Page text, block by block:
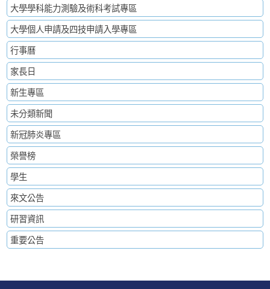
大學學科能力測驗及術科考試專區
大學個人申請及四技申請入學專區
行事曆
家長日
新生專區
未分類新聞
新冠肺炎專區
榮譽榜
學生
來文公告
研習資訊
重要公告